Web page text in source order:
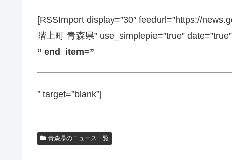
[RSSImport display=”30″ feedurl=”https://
階上町 青森県” use_simplepie=”true”
” end_item=”
” target=”blank”]
青森県のニュース一覧